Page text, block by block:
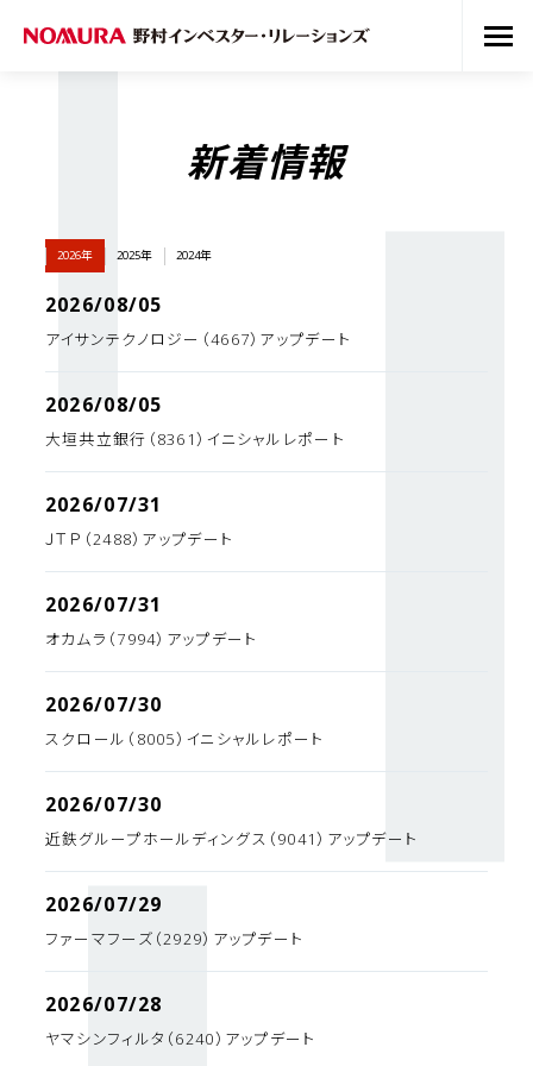
新着情報
2026年 2025年 2024年
2026/08/05
アイサンテクノロジー（4667）アップデート
2026/08/05
大垣共立銀行（8361）イニシャルレポート
2026/07/31
ＪＴＰ（2488）アップデート
2026/07/31
オカムラ（7994）アップデート
2026/07/30
スクロール（8005）イニシャルレポート
2026/07/30
近鉄グループホールディングス（9041）アップデート
2026/07/29
ファーマフーズ（2929）アップデート
2026/07/28
ヤマシンフィルタ（6240）アップデート